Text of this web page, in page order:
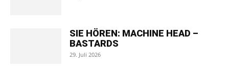
SIE HÖREN: MACHINE HEAD –
BASTARDS
29. Juli 2026